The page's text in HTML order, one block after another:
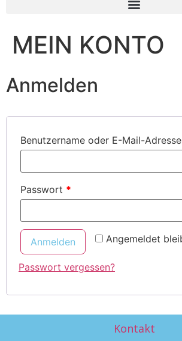
MEIN KONTO
Anmelden
Benutzername oder E-Mail-Adresse
Passwort *
Angemeldet
Anmelden
Passwort vergessen?
Kontakt